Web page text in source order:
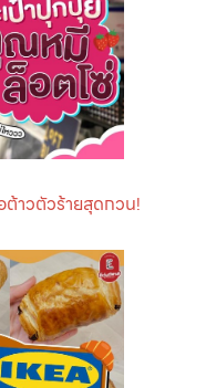
ต้าวตัวร้ายสุดกวน!